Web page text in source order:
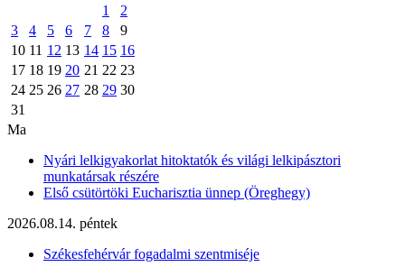
1
2
3
4 5 6 7 8
9
10 11 12 13 14 15 16
17 18 19 20 21 22 23
24 25 26 27 28 29 30
31
Ma
Nyári lelkigyakorlat hitoktatók és világi lelkipásztori
munkatársak részére
Első csütörtöki Eucharisztia ünnep (Öreghegy)
2026.08.14. péntek
Székesfehérvár fogadalmi szentmiséje